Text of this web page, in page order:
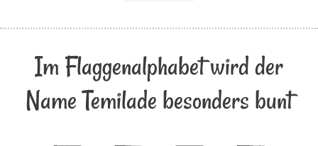
Im Flaggenalphabet wird der
Name Temilade besonders bunt